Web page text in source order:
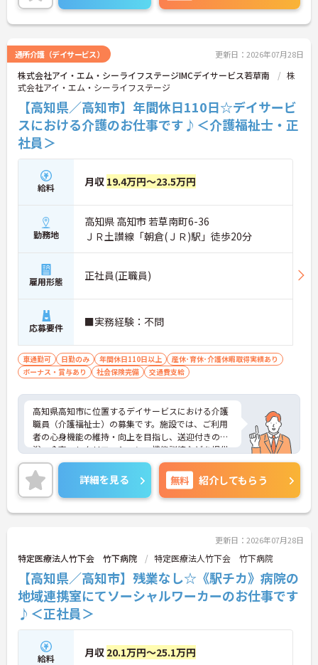
勤が可能です。通勤が苦になりません。
ご興味のある方には、面接対策ポイントなど、さら
い！
通所介護（デイサービス） 更新日：2026年07月28日
株式会社アイ・エム・シーライフステージIMCデイサービス若草南
株
式会社アイ・エム・シーライフステージ
【高知県／高知市】年間休日110日☆デイサービ
スにおける介護のお仕事です♪＜介護福祉士・正
社員＞
給料 月収 19.4万円～23.5万円
勤務地
高知県 高知市 若草南町6-36
ＪＲ土讃線「朝倉(ＪＲ)駅」徒歩20分
雇用形態 正社員(正職員)
応募要件 ■実務経験：不問
車通勤可 日勤のみ 年間休日110日以上
産休･育休･介護休暇取得実績あり
ボーナス・賞与あり
社会保険完備 交通費支給
高知県高知市に位置するデイサービスにおける介護
職員（介護福祉士）の募集です。施設では、ご利用
者の心身機能の維持・向上を目指し、送迎付きの入
浴・食事・レクリエーション・機能訓練などを提供
されています。
年間休日は110日もあります。プライベートを大切
にしながらご勤務いただけます。また、マイカー通
勤が可能です。通勤が苦になりません。
ご興味のある方には、面接対策ポイントなど、さら
詳細を見る 無料 紹介してもらう
更新日：2026年07月28日
特定医療法人竹下会 竹下病院 特定医療法人竹下会 竹下病院
【高知県／高知市】残業なし☆《駅チカ》病院の
地域連携室にてソーシャルワーカーのお仕事です
♪＜正社員＞
給料 月収 20.1万円～25.1万円